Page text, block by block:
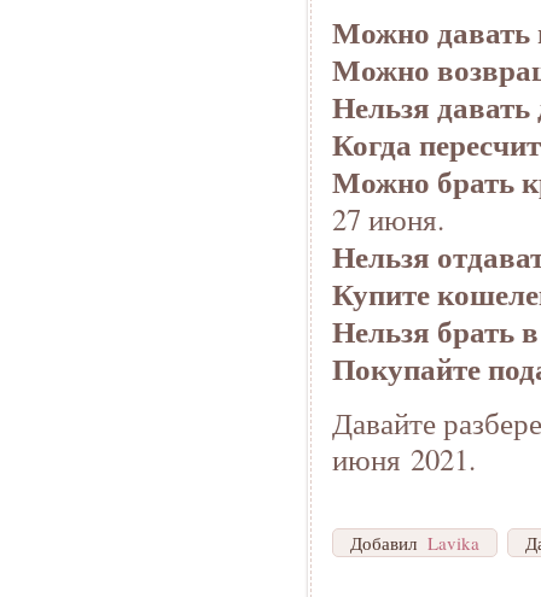
Можно давать
Можно
Нельзя
Когда
Можно брать
27 июня.
Нельзя
Купите
Нельзя брать
Покупайте
Давайте
июня 2021.
Добавил Lavika